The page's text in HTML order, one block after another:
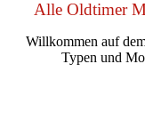
Alle Oldtimer
Willkommen auf
Typen und